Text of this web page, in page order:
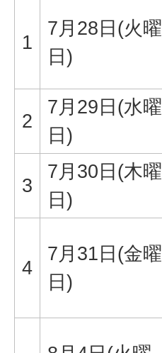
1
7月28日(火曜
日)
2
7月29日(水曜
日)
3
7月30日(木曜
日)
4
7月31日(金曜
日)